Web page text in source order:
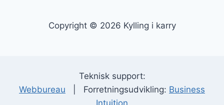
Copyright © 2026 Kylling i karry
Teknisk support:
Webbureau | Forretningsudvikling: Business